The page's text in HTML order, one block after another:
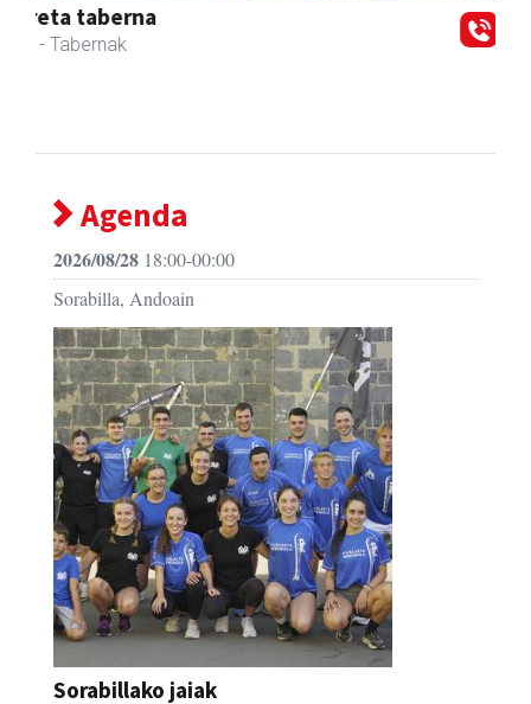
Karrika auto konponketa
Andoain - Auto konponketak
Agenda
2026/08/28 18:00-00:00
Sorabilla, Andoain
Sorabillako jaiak